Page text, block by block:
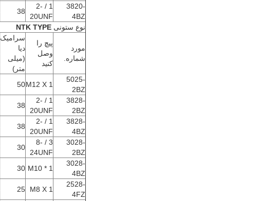
3820-
4BZ
1 / 2-
20UNF
38
نوع ستونی
NTK TYPE
مورد
شماره.
پیچ را
وصل
کنید
سرامیک
دیا
(میلی
متر)
5025-
2BZ
M12 X 1
50
3828-
2BZ
1 / 2-
20UNF
38
3828-
4BZ
1 / 2-
20UNF
38
3028-
2BZ
3 / 8-
24UNF
30
3028-
4BZ
M10 * 1
30
2528-
4FZ
M8 X 1
25